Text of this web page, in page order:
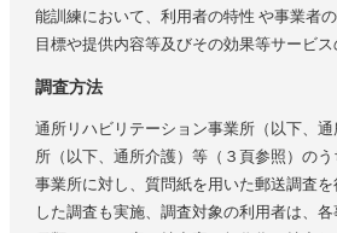
能訓練において、利用者の特性 や事業者
目標や提供内容等及びその効果等サービス
調査方法
通所リハビリテーション事業所（以下、
所（以下、通所介護）等（３頁参照）の
事業所に対し、質問紙を用いた郵送調査
した調査も実施、調査対象の利用者は、